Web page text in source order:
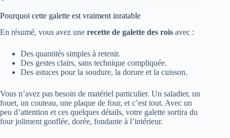
Pourquoi cette galette est vraiment inratable
En résumé, vous avez une recette de galette des rois avec :
Des quantités simples à retenir.
Des gestes clairs, sans technique compliquée.
Des astuces pour la soudure, la dorure et la cuisson.
Vous n’avez pas besoin de matériel particulier. Un saladier, un
fouet, un couteau, une plaque de four, et c’est tout. Avec un
peu d’attention et ces quelques détails, votre galette sortira du
four joliment gonflée, dorée, fondante à l’intérieur.